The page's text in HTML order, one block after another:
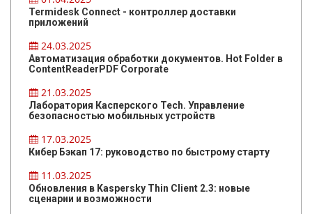
Termidesk Connect - контроллер доставки
приложений
24.03.2025
Автоматизация обработки документов. Hot Folder в
ContentReaderPDF Corporate
21.03.2025
Лаборатория Касперского Tech. Управление
безопасностью мобильных устройств
17.03.2025
Кибер Бэкап 17: руководство по быстрому старту
11.03.2025
Обновления в Kaspersky Thin Client 2.3: новые
сценарии и возможности